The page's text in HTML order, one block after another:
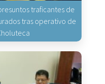
traficantes de
tras operativo de